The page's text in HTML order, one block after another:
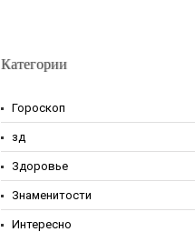
Категории
Гороскоп
зд
Здоровье
Знаменитости
Интересно